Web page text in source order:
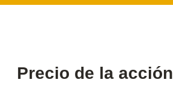
Precio de la acción